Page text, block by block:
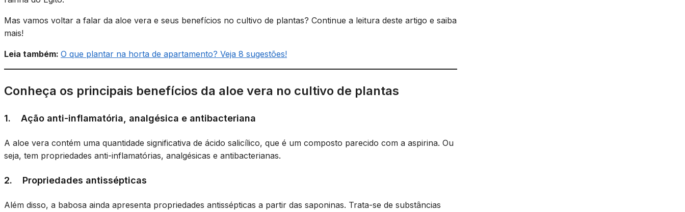
Mas vamos voltar a falar da aloe vera e seus benefícios no cultivo de plantas? Continue a leitura deste artigo e saiba
mais!
Leia também: O que plantar na horta de apartamento? Veja 8 sugestões!
Conheça os principais benefícios da aloe vera no cultivo de plantas
1. Ação anti-inflamatória, analgésica e antibacteriana
A aloe vera contém uma quantidade significativa de ácido salicílico, que é um composto parecido com a aspirina. Ou
seja, tem propriedades anti-inflamatórias, analgésicas e antibacterianas.
2. Propriedades antissépticas
Além disso, a babosa ainda apresenta propriedades antissépticas a partir das saponinas. Trata-se de substâncias